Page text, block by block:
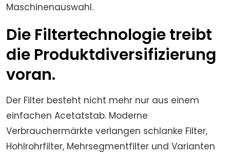
Maschinenauswahl.
Die Filtertechnologie treibt
die Produktdiversifizierung
voran.
Der Filter besteht nicht mehr nur aus einem
einfachen Acetatstab. Moderne
Verbrauchermärkte verlangen schlanke Filter,
Hohlrohrfilter, Mehrsegmentfilter und Varianten